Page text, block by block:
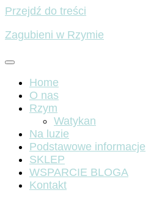
Przejdź do treści
Zagubieni w Rzymie
Home
O nas
Rzym
Watykan
Na luzie
Podstawowe informacje
SKLEP
WSPARCIE BLOGA
Kontakt